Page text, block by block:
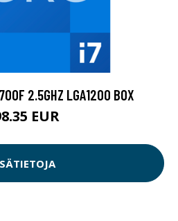
2.5GHZ LGA1200 BOX
EUR